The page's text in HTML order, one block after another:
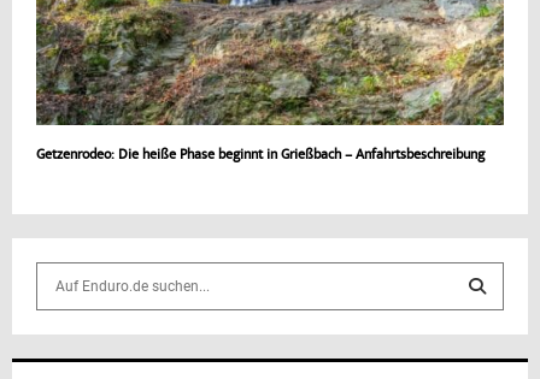
Getzenrodeo: Die heiße Phase beginnt in Grießbach – Anfahrtsbeschreibung
S